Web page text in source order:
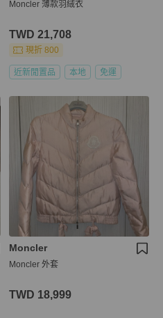
Moncler 薄款羽絨衣
TWD 21,708
現折 800
近新閒置品 本地 免運
Moncler
Moncler 外套
TWD 18,999